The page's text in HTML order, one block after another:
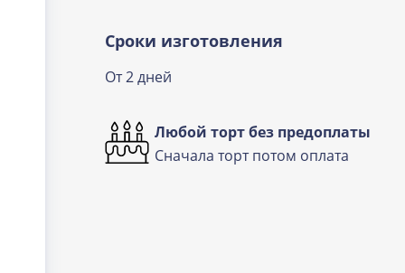
Сроки изготовления
От 2 дней
Любой торт без предоплаты
Сначала торт потом оплата